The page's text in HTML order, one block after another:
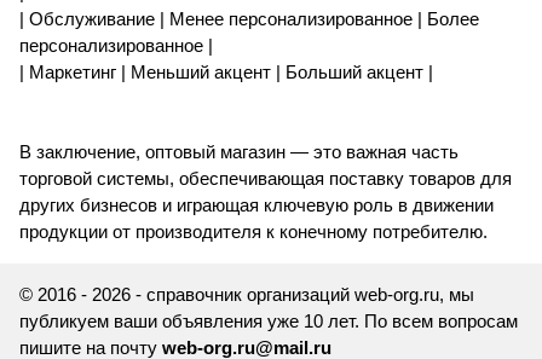
| Обслуживание | Менее персонализированное | Более
персонализированное |
| Маркетинг | Меньший акцент | Больший акцент |
В заключение, оптовый магазин — это важная часть
торговой системы, обеспечивающая поставку товаров для
других бизнесов и играющая ключевую роль в движении
продукции от производителя к конечному потребителю.
© 2016 - 2026 - справочник организаций web-org.ru, мы
публикуем ваши объявления уже 10 лет. По всем вопросам
пишите на почту web-org.ru@mail.ru